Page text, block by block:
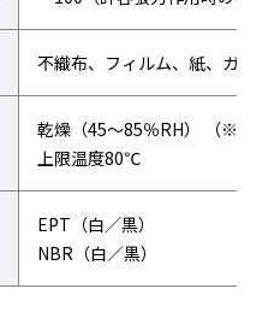
不織布、フィルム、紙、ガラス
乾燥（45～85％RH） （※2）
上限温度80℃
EPT（白／黒）
NBR（白／黒）